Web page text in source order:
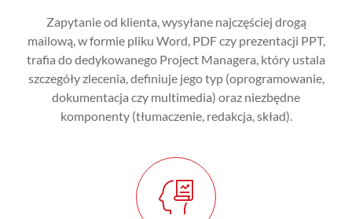
Zapytanie od klienta, wysyłane najczęściej drogą
mailową, w formie pliku Word, PDF czy prezentacji PPT,
trafia do dedykowanego Project Managera, który ustala
szczegóły zlecenia, definiuje jego typ (oprogramowanie,
dokumentacja czy multimedia) oraz niezbędne
komponenty (tłumaczenie, redakcja, skład).